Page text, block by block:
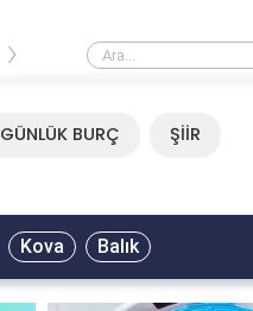
Mirkelam - Tavla Sözleri
›
GÜNLÜK BURÇ ŞİİR
Kova Balık